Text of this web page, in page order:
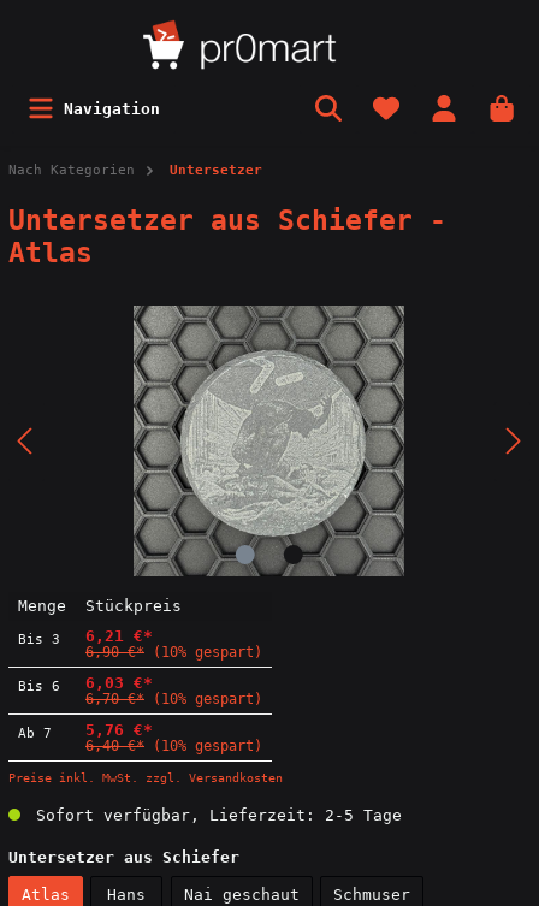
Navigation
Nach Kategorien Untersetzer
Untersetzer aus Schiefer -
Atlas
Menge Stückpreis
Bis 3 6,21 €*
6,90 €* (10% gespart)
Bis 6 6,03 €*
6,70 €* (10% gespart)
Ab 7 5,76 €*
6,40 €* (10% gespart)
Preise inkl. MwSt. zzgl. Versandkosten
Sofort verfügbar, Lieferzeit: 2-5 Tage
Untersetzer aus Schiefer
Atlas Hans Nai geschaut Schmuser